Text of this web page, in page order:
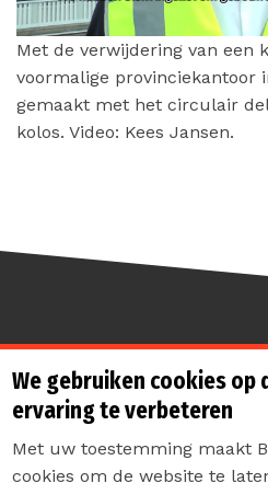
Met de verwijdering van een
voormalige provinciekantoor
gemaakt met het circulair
kolos. Video: Kees Jansen.
Sterk de
We gebruiken cookies op
ervaring te verbeteren
Met uw toestemming maakt
cookies om de website te